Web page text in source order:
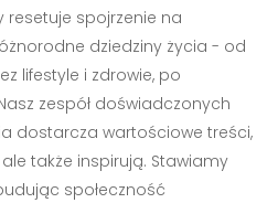
spojrzenie na
dziedziny życia - od
lifestyle i zdrowie, po
zespół doświadczonych
dostarcza wartościowe treści,
także inspirują. Stawiamy
społeczność